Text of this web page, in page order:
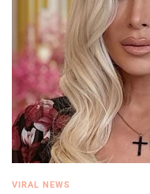
VIRAL NEWS